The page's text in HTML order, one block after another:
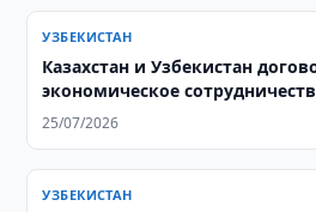
УЗБЕКИСТАН
Казахстан и Узбекистан
экономическое
25/07/2026
УЗБЕКИСТАН